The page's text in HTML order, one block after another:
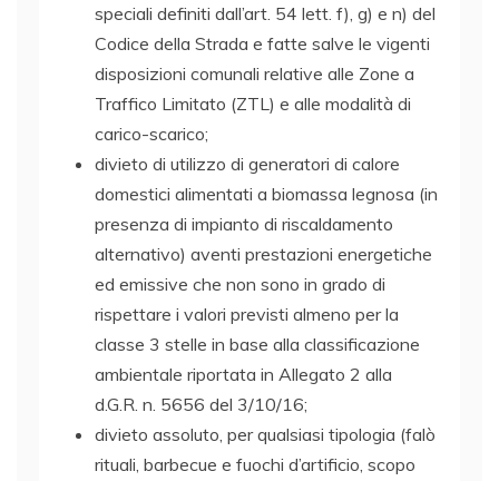
speciali definiti dall’art. 54 lett. f), g) e n) del
Codice della Strada e fatte salve le vigenti
disposizioni comunali relative alle Zone a
Traffico Limitato (ZTL) e alle modalità di
carico-scarico;
divieto di utilizzo di generatori di calore
domestici alimentati a biomassa legnosa (in
presenza di impianto di riscaldamento
alternativo) aventi prestazioni energetiche
ed emissive che non sono in grado di
rispettare i valori previsti almeno per la
classe 3 stelle in base alla classificazione
ambientale riportata in Allegato 2 alla
d.G.R. n. 5656 del 3/10/16;
divieto assoluto, per qualsiasi tipologia (falò
rituali, barbecue e fuochi d’artificio, scopo